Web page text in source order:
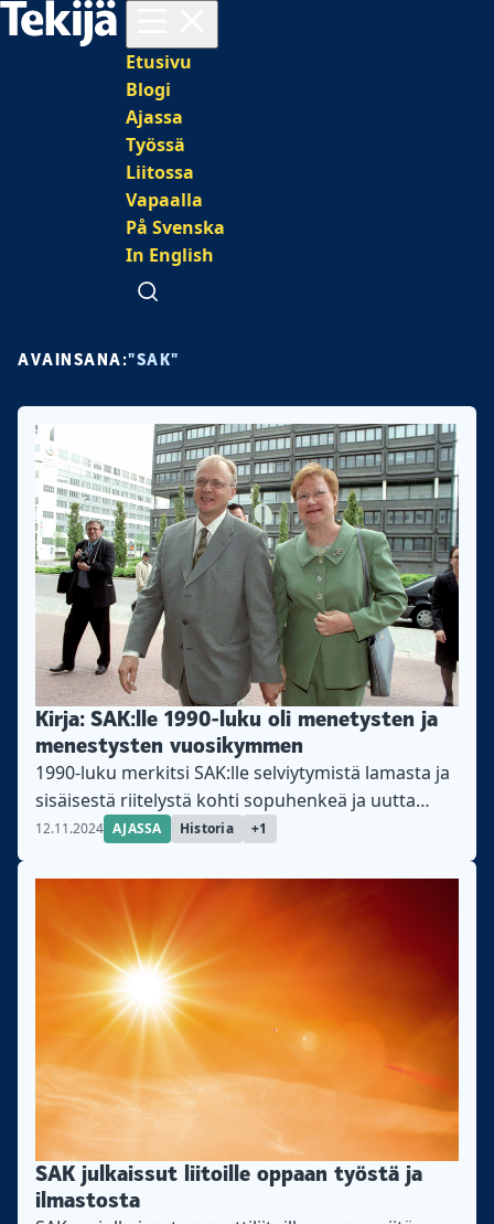
Päävalikko
Etusivu
Blogi
Ajassa
Työssä
Liitossa
Vapaalla
På Svenska
In English
Avaa haku
AVAINSANA:"SAK"
Kirja: SAK:lle 1990-luku oli menetysten ja
menestysten vuosikymmen
1990-luku merkitsi SAK:lle selviytymistä lamasta ja
sisäisestä riitelystä kohti sopuhenkeä ja uutta
nousukautta, kertoo historiakirja
12.11.2024 AJASSA Historia +1
SAK julkaissut liitoille oppaan työstä ja
ilmastosta